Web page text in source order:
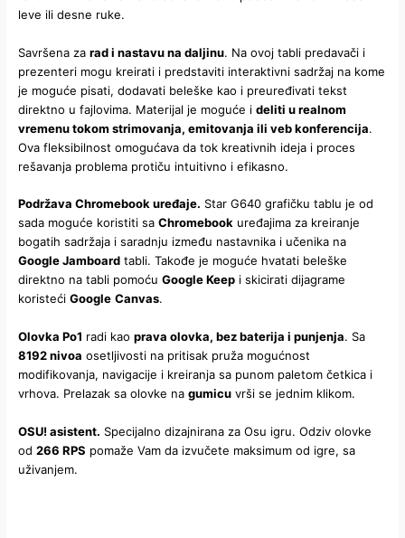
leve ili desne ruke.
Savršena zarad i nastavu na daljinu. Na ovoj tabli predavači i
prezenteri mogu kreirati i predstaviti interaktivni sadržaj na kome
je moguće pisati, dodavati beleške kao i preuređivati tekst
direktno u fajlovima. Materijal je moguće ideliti u realnom
vremenu tokom strimovanja, emitovanja ili veb konferencija.
Ova fleksibilnost omogućava da tok kreativnih ideja i proces
rešavanja problema protiču intuitivno i efikasno.
Podržava Chromebook uređaje. Star G640 grafičku tablu je od
sada moguće koristiti saChromebook uređajima za kreiranje
bogatih sadržaja i saradnju između nastavnika i učenika na
Google Jamboard tabli. Takođe je moguće hvatati beleške
direktno na tabli pomoćuGoogle Keep i skicirati dijagrame
koristećiGoogle Canvas.
Olovka Po1 radi kaoprava olovka, bez baterija i punjenja. Sa
8192 nivoa osetljivosti na pritisak pruža mogućnost
modifikovanja, navigacije i kreiranja sa punom paletom četkica i
vrhova. Prelazak sa olovke nagumicu vrši se jednim klikom.
OSU! asistent. Specijalno dizajnirana za Osu igru. Odziv olovke
od266 RPS pomaže Vam da izvučete maksimum od igre, sa
uživanjem.